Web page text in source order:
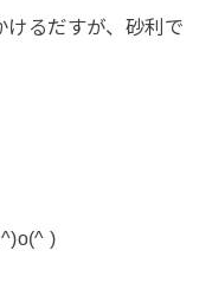
けるだすが、砂利で
)